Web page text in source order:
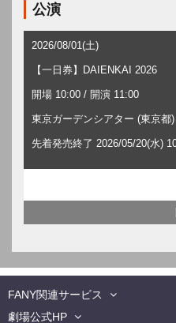
公演
2026/08/01(土)
【一日券】DAIENKAI 2026
開場 10:00 / 開演 11:00
東京ガーデンシアター (東京都)
先着発売終了 2026/05/20(水)
FANY関連サービス
劇場公式HP